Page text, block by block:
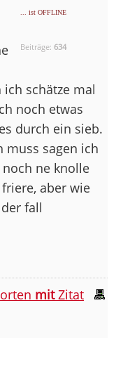
... ist OFFLINE
Beiträge:634
schätze mal
noch etwas
durch ein sieb.
muss sagen ich
ne knolle
aber wie
fall
mitZitat